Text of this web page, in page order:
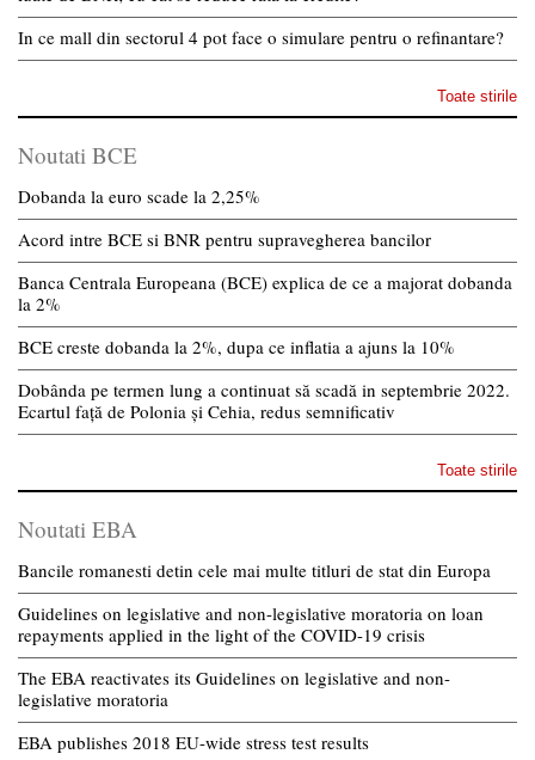
In ce mall din sectorul 4 pot face o simulare pentru o refinantare?
Toate stirile
Noutati BCE
Dobanda la euro scade la 2,25%
Acord intre BCE si BNR pentru supravegherea bancilor
Banca Centrala Europeana (BCE) explica de ce a majorat dobanda
la 2%
BCE creste dobanda la 2%, dupa ce inflatia a ajuns la 10%
Dobânda pe termen lung a continuat să scadă in septembrie 2022.
Ecartul față de Polonia și Cehia, redus semnificativ
Toate stirile
Noutati EBA
Bancile romanesti detin cele mai multe titluri de stat din Europa
Guidelines on legislative and non-legislative moratoria on loan
repayments applied in the light of the COVID-19 crisis
The EBA reactivates its Guidelines on legislative and non-
legislative moratoria
EBA publishes 2018 EU-wide stress test results